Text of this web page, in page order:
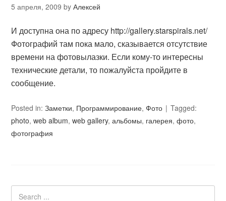
5 апреля, 2009 byАлексей
И доступна она по адресу http://gallery.starspirals.net/
Фотографий там пока мало, сказывается отсутствие
времени на фотовылазки. Если кому-то интересны
технические детали, то пожалуйста пройдите в
сообщение.
Posted in:Заметки, Программирование,Фото
Tagged:
photo,web album,web gallery,альбомы, галерея,фото,
фотография